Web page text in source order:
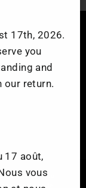
les cookies, pour
des fonctions de
Facebook
17th, 2026.
you
and
our return.
17 août,
vous